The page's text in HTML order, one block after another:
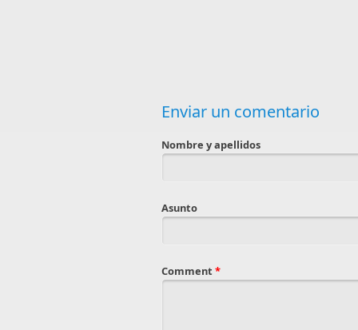
Enviar un comentario
Nombre y apellidos
Asunto
Comment *